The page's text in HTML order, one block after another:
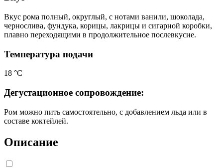
Вкус рома полный, округлый, с нотами ванили, шоколада,
чернослива, фундука, корицы, лакрицы и сигарной коробки,
плавно переходящими в продолжительное послевкусие.
Температура подачи
18 °С
Дегустационное сопровождение:
Ром можно пить самостоятельно, с добавлением льда или в
составе коктейлей.
Описание